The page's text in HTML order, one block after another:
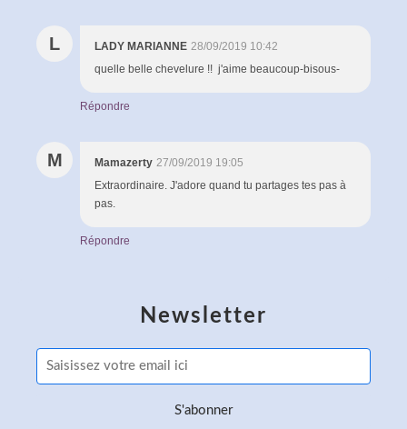
L LADY MARIANNE 28/09/2019 10:42
quelle belle chevelure !! j'aime beaucoup-bisous-
Répondre
M Mamazerty 27/09/2019 19:05
Extraordinaire. J'adore quand tu partages tes pas à
pas.
Répondre
Newsletter